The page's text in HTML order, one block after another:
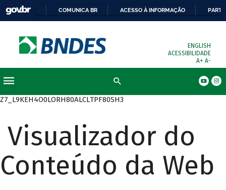
COMUNICA BR ACESSO À INFORMAÇÃO
ENGLISH
ACESSIBILIDADE
A+ A-
Z7_L9KEH4O0LORH80ALCLTPF80SH3
Visualizador do
Conteúdo da Web